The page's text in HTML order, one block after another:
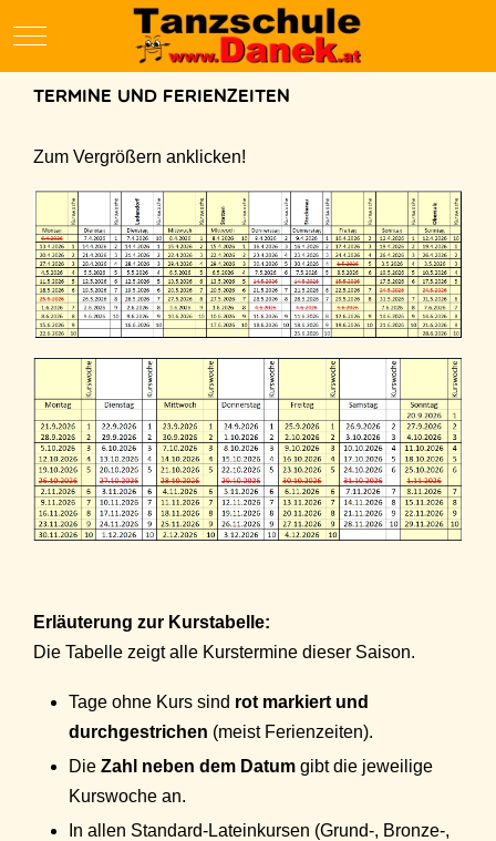
Mobile Menu Toggle
Termine und Ferienzeiten
Zum Vergrößern anklicken!
Erläuterung zur Kurstabelle:
Die Tabelle zeigt alle Kurstermine dieser Saison.
Tage ohne Kurs sind rot markiert und
durchgestrichen (meist Ferienzeiten).
Die Zahl neben dem Datum gibt die jeweilige
Kurswoche an.
In allen Standard-Lateinkursen (Grund-, Bronze-,